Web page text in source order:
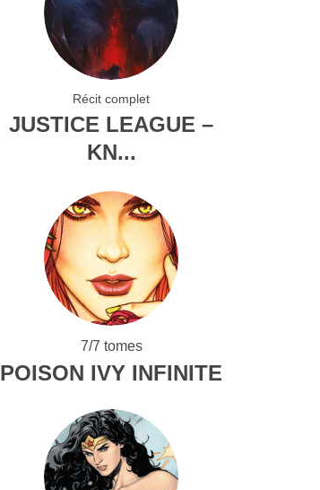
Récit complet
JUSTICE LEAGUE –
KN...
7/7 tomes
POISON IVY INFINITE